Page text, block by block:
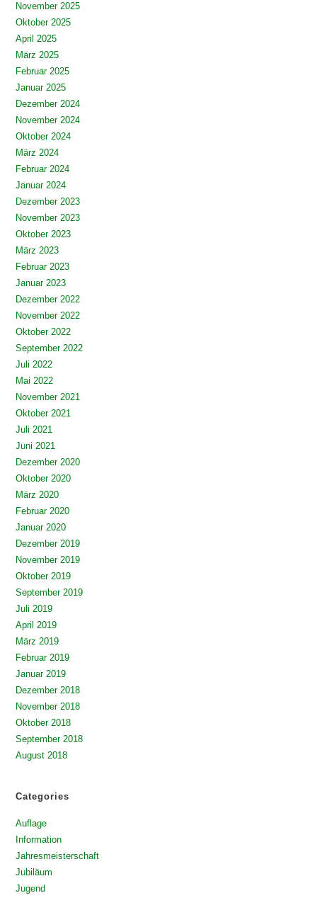
November 2025
Oktober 2025
April 2025
März 2025
Februar 2025
Januar 2025
Dezember 2024
November 2024
Oktober 2024
März 2024
Februar 2024
Januar 2024
Dezember 2023
November 2023
Oktober 2023
März 2023
Februar 2023
Januar 2023
Dezember 2022
November 2022
Oktober 2022
September 2022
Juli 2022
Mai 2022
November 2021
Oktober 2021
Juli 2021
Juni 2021
Dezember 2020
Oktober 2020
März 2020
Februar 2020
Januar 2020
Dezember 2019
November 2019
Oktober 2019
September 2019
Juli 2019
April 2019
März 2019
Februar 2019
Januar 2019
Dezember 2018
November 2018
Oktober 2018
September 2018
August 2018
Categories
Auflage
Information
Jahresmeisterschaft
Jubiläum
Jugend